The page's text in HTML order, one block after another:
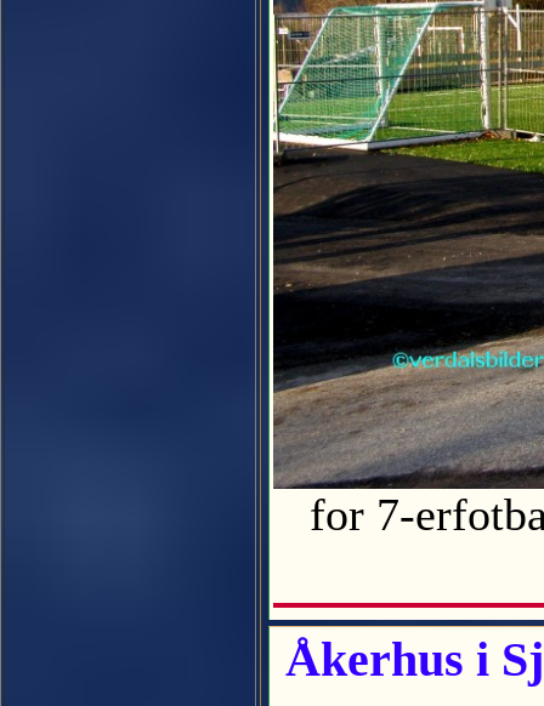
for 7-
Åkerhus i